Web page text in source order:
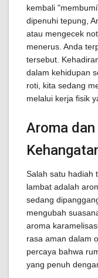
kembali
dipenuhi tepung,
atau mengecek
menerus. Anda
tersebut.
dalam kehidupan
roti, kita sedang
melalui kerja fisik
Aroma
Salah satu hadiah
lambat adalah
sedang
mengubah
aroma
rasa aman dalam
percaya bahwa
yang penuh